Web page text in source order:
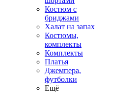
Костюм с
бриджами
Халат на запах
Костюмы,
комплекты
Комплекты
Платья
Джемпера,
футболки
Ещё